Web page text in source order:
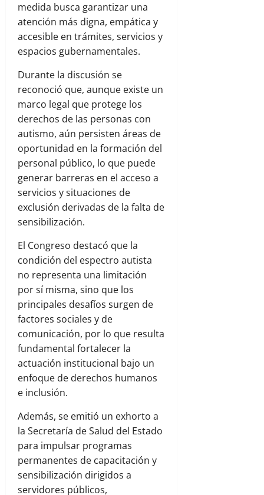
medida busca garantizar una
atención más digna, empática y
accesible en trámites, servicios y
espacios gubernamentales.
Durante la discusión se
reconoció que, aunque existe un
marco legal que protege los
derechos de las personas con
autismo, aún persisten áreas de
oportunidad en la formación del
personal público, lo que puede
generar barreras en el acceso a
servicios y situaciones de
exclusión derivadas de la falta de
sensibilización.
El Congreso destacó que la
condición del espectro autista
no representa una limitación
por sí misma, sino que los
principales desafíos surgen de
factores sociales y de
comunicación, por lo que resulta
fundamental fortalecer la
actuación institucional bajo un
enfoque de derechos humanos
e inclusión.
Además, se emitió un exhorto a
la Secretaría de Salud del Estado
para impulsar programas
permanentes de capacitación y
sensibilización dirigidos a
servidores públicos,